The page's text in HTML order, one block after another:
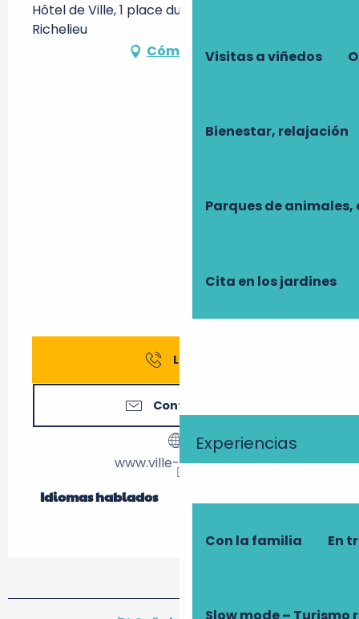
Visitas a viñedos
Bienestar, relajación
Parques de
Cita en los jardines
Experiencias
Con la familia En
Hôtel de Ville, 1 place du Marché, 37120
Richelieu
Cómo llegar
Llamar
Contáctenos
www.ville-richelieu.fr
Idiomas hablados
Idiomas hablados